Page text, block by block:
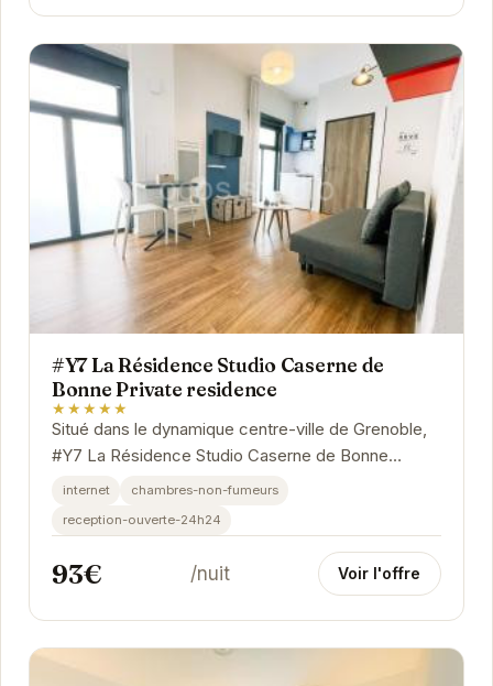
#Y7 La Résidence Studio Caserne de
Bonne Private residence
★★★★★
Situé dans le dynamique centre-ville de Grenoble,
#Y7 La Résidence Studio Caserne de Bonne
Private residence offre un emplacement privilégié
internet
chambres-non-fumeurs
reception-ouverte-24h24
93€ /nuit Voir l'offre